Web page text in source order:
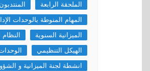
الملحقة الرابعة
المهام المنوطة بالوحدات
الميزانية السنوية
الهيكل التنظيمي
انشطة لجنة الميزانية و